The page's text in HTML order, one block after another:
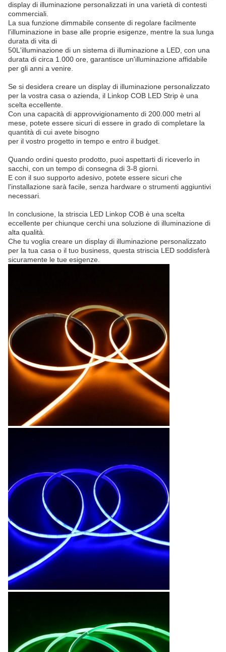
display di illuminazione personalizzati in una varietà di contesti
commerciali.
La sua funzione dimmabile consente di regolare facilmente
l'illuminazione in base alle proprie esigenze, mentre la sua lunga
durata di vita di
50L'illuminazione di un sistema di illuminazione a LED, con una
durata di circa 1.000 ore, garantisce un'illuminazione affidabile
per gli anni a venire.
Se si desidera creare un display di illuminazione personalizzato
per la vostra casa o azienda, il Linkop COB LED Strip è una
scelta eccellente.
Con una capacità di approvvigionamento di 200.000 metri al
mese, potete essere sicuri di essere in grado di completare la
quantità di cui avete bisogno
per il vostro progetto in tempo e entro il budget.
Quando ordini questo prodotto, puoi aspettarti di riceverlo in
sacchi, con un tempo di consegna di 3-8 giorni.
E con il suo supporto adesivo, potete essere sicuri che
l'installazione sarà facile, senza hardware o strumenti aggiuntivi
necessari.
In conclusione, la striscia LED Linkop COB è una scelta
eccellente per chiunque cerchi una soluzione di illuminazione di
alta qualità.
Che tu voglia creare un display di illuminazione personalizzato
per la tua casa o il tuo business, questa striscia LED soddisferà
sicuramente le tue esigenze.